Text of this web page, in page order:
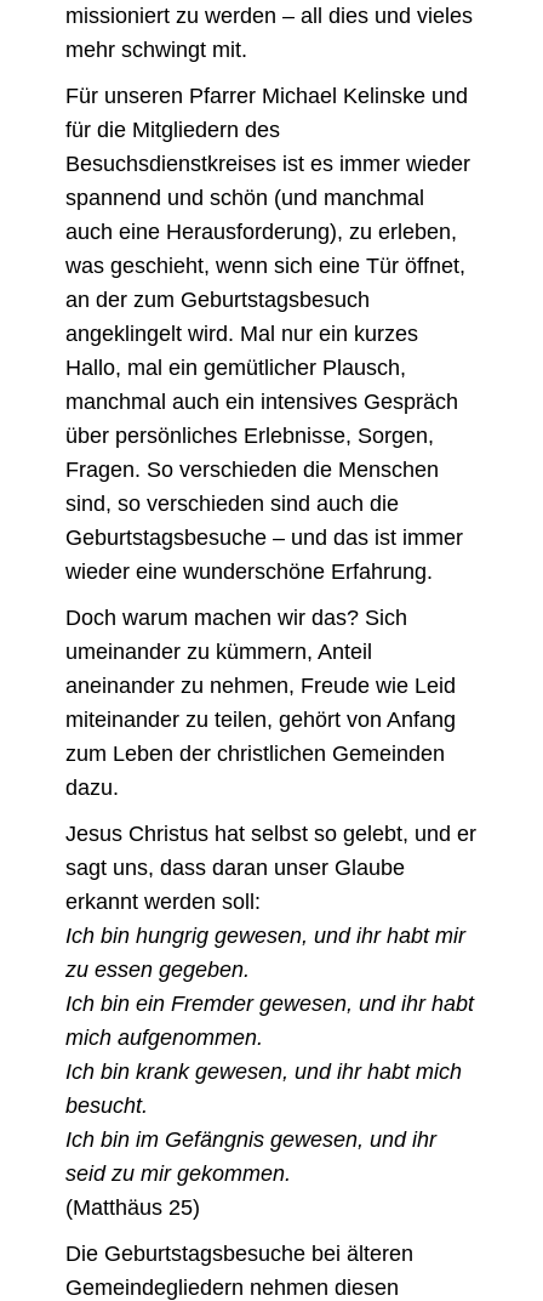
missioniert zu werden – all dies und vieles
mehr schwingt mit.
Für unseren Pfarrer Michael Kelinske und
für die Mitgliedern des
Besuchsdienstkreises ist es immer wieder
spannend und schön (und manchmal
auch eine Herausforderung), zu erleben,
was geschieht, wenn sich eine Tür öffnet,
an der zum Geburtstagsbesuch
angeklingelt wird. Mal nur ein kurzes
Hallo, mal ein gemütlicher Plausch,
manchmal auch ein intensives Gespräch
über persönliches Erlebnisse, Sorgen,
Fragen. So verschieden die Menschen
sind, so verschieden sind auch die
Geburtstagsbesuche – und das ist immer
wieder eine wunderschöne Erfahrung.
Doch warum machen wir das? Sich
umeinander zu kümmern, Anteil
aneinander zu nehmen, Freude wie Leid
miteinander zu teilen, gehört von Anfang
zum Leben der christlichen Gemeinden
dazu.
Jesus Christus hat selbst so gelebt, und er
sagt uns, dass daran unser Glaube
erkannt werden soll:
Ich bin hungrig gewesen, und ihr habt mir
zu essen gegeben.
Ich bin ein Fremder gewesen, und ihr habt
mich aufgenommen.
Ich bin krank gewesen, und ihr habt mich
besucht.
Ich bin im Gefängnis gewesen, und ihr
seid zu mir gekommen.
(Matthäus 25)
Die Geburtstagsbesuche bei älteren
Gemeindegliedern nehmen diesen